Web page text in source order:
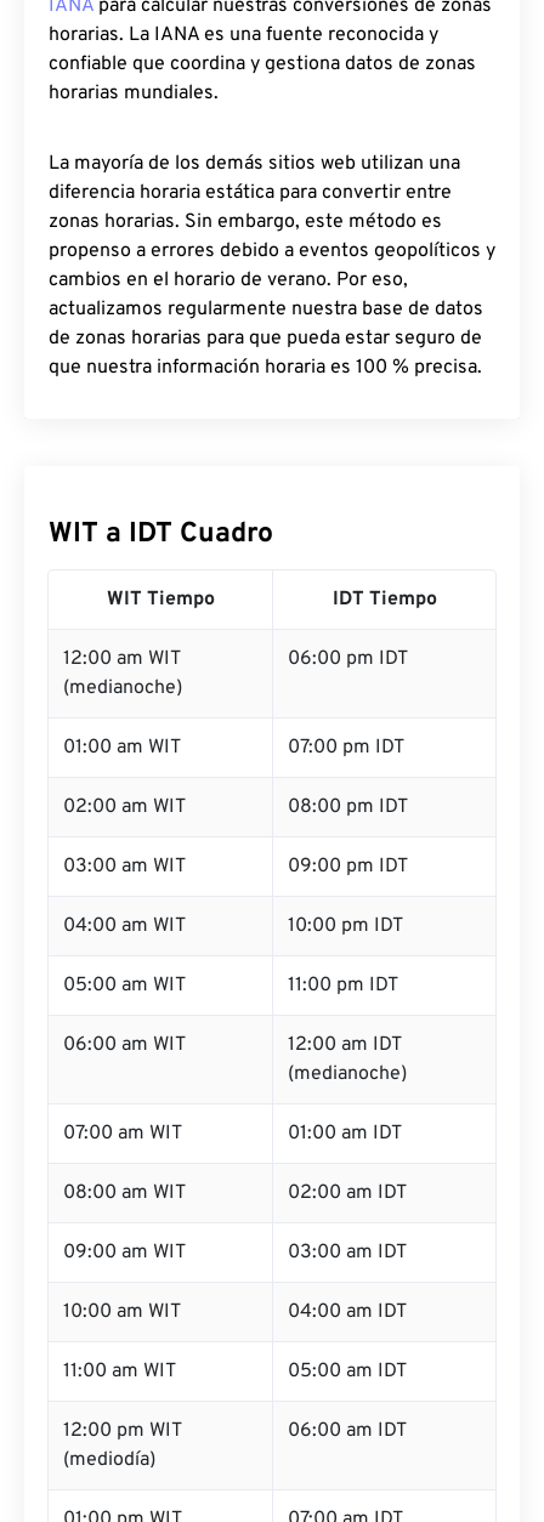
IANA para calcular nuestras conversiones de zonas
horarias. La IANA es una fuente reconocida y
confiable que coordina y gestiona datos de zonas
horarias mundiales.
La mayoría de los demás sitios web utilizan una
diferencia horaria estática para convertir entre
zonas horarias. Sin embargo, este método es
propenso a errores debido a eventos geopolíticos y
cambios en el horario de verano. Por eso,
actualizamos regularmente nuestra base de datos
de zonas horarias para que pueda estar seguro de
que nuestra información horaria es 100 % precisa.
WIT a IDT Cuadro
WIT Tiempo IDT Tiempo
12:00 am WIT
(medianoche)
06:00 pm IDT
01:00 am WIT 07:00 pm IDT
02:00 am WIT 08:00 pm IDT
03:00 am WIT 09:00 pm IDT
04:00 am WIT 10:00 pm IDT
05:00 am WIT 11:00 pm IDT
06:00 am WIT
12:00 am IDT
(medianoche)
07:00 am WIT 01:00 am IDT
08:00 am WIT 02:00 am IDT
09:00 am WIT 03:00 am IDT
10:00 am WIT 04:00 am IDT
11:00 am WIT 05:00 am IDT
12:00 pm WIT
(mediodía)
06:00 am IDT